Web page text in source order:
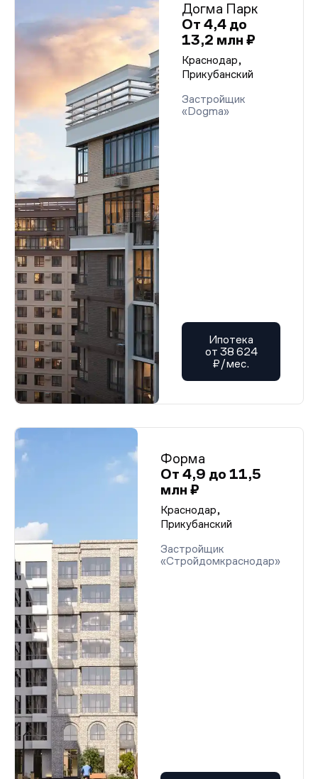
Догма Парк
От 4,4 до
13,2 млн ₽
Краснодар,
Прикубанский
Застройщик
«Dogma»
Ипотека
от 38 624
₽/мес.
Форма
От 4,9 до 11,5
млн ₽
Краснодар,
Прикубанский
Застройщик
«Стройдомкраснодар»